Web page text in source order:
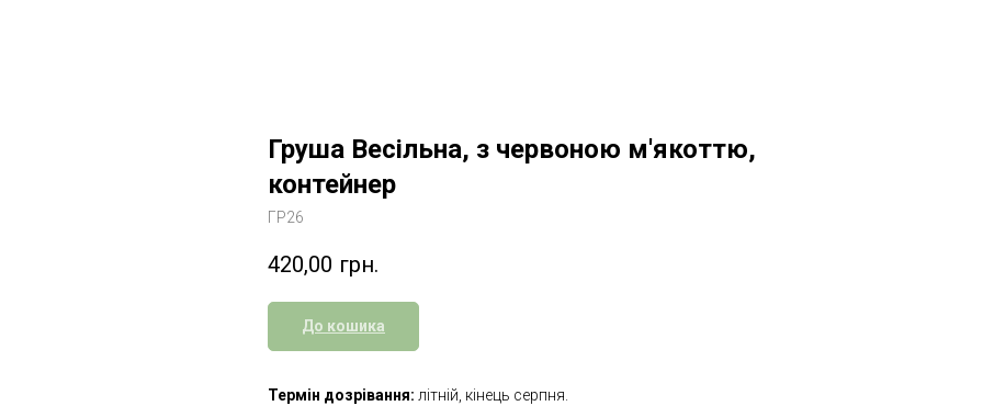
Груша Весільна, з червоною м'якоттю,
контейнер
ГР26
420,00 грн.
До кошика
Термін дозрівання: літній, кінець серпня.